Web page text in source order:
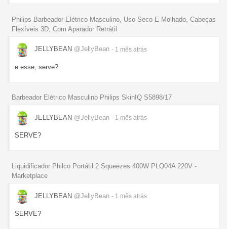
Philips Barbeador Elétrico Masculino, Uso Seco E Molhado, Cabeças
Flexíveis 3D, Com Aparador Retrátil
JELLYBEAN @JellyBean - 1 mês atrás
e esse, serve?
Barbeador Elétrico Masculino Philips SkinIQ S5898/17
JELLYBEAN @JellyBean - 1 mês atrás
SERVE?
Liquidificador Philco Portátil 2 Squeezes 400W PLQ04A 220V -
Marketplace
JELLYBEAN @JellyBean - 1 mês atrás
SERVE?